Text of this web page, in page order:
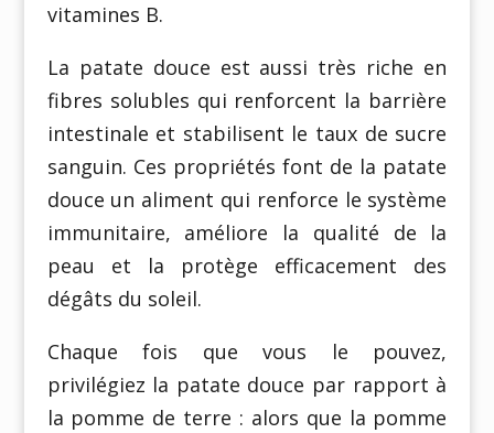
vitamines B.
La patate douce est aussi très riche en
fibres solubles qui renforcent la barrière
intestinale et stabilisent le taux de sucre
sanguin. Ces propriétés font de la patate
douce un aliment qui renforce le système
immunitaire, améliore la qualité de la
peau et la protège efficacement des
dégâts du soleil.
Chaque fois que vous le pouvez,
privilégiez la patate douce par rapport à
la pomme de terre : alors que la pomme